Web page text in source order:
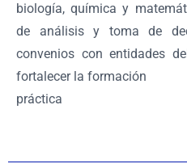
biología, química y
de análisis y toma de
convenios con entidades
fortalecer la formación
práctica